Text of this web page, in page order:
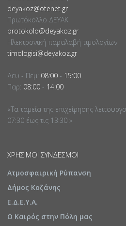
deyakoz@otenet.gr
Πρωτόκολλο ΔΕΥΑΚ
protokolo@deyakoz.gr
Ηλεκτρονική παραλαβή τιμολογίων
timologisi@deyakoz.gr
Δευ - Πεμ: 08:00 - 15:00
Παρ: 08:00 - 14:00
«Τα ταμεία της επιχείρησης
07:30 έως τις 13:30 »
ΧΡΉΣΙΜΟΙ ΣΎΝΔΕΣΜΟΙ
Ατμοσφαιρική Ρύπανση
Δήμος Κοζάνης
Ε.Δ.Ε.Υ.Α.
Ο Καιρός στην Πόλη μας